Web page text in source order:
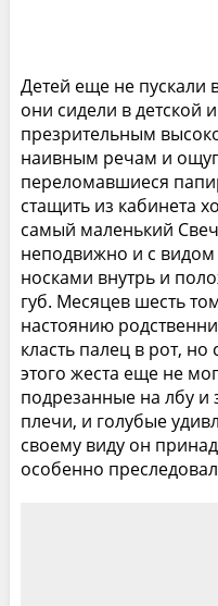
Детей еще не пускали
они сидели в детской
презрительным
наивным речам и
переломавшиеся
стащить из кабинета
самый маленький
неподвижно и с видом
носками внутрь и
губ. Месяцев шесть
настоянию
класть палец в рот,
этого жеста еще не
подрезанные на лбу и
плечи, и голубые
своему виду он
особенно